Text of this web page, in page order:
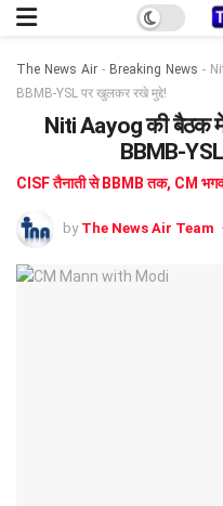
The News Air - Breaking News -
BBMB-YSL पर खुलकर रखे मुद्दे!
Niti Aayog की बैठक
BBMB-
CISF तैनाती से BBMB तक, CM
by The News Air Team